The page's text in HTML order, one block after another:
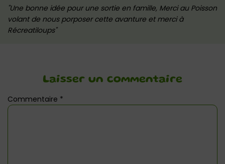
Une bonne idée pour une sortie en famille, Merci au Poisson
volant de nous porposer cette avanture et merci à
Récreatiloups
Laisser un commentaire
Commentaire *